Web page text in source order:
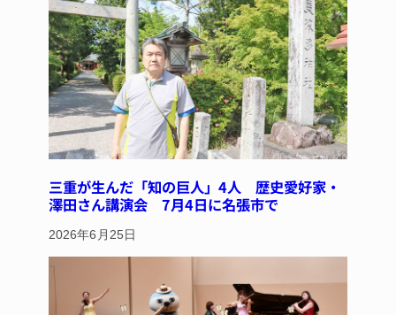
三重が生んだ「知の巨人」4人 歴史愛好家・
澤田さん講演会 7月4日に名張市で
2026年6月25日